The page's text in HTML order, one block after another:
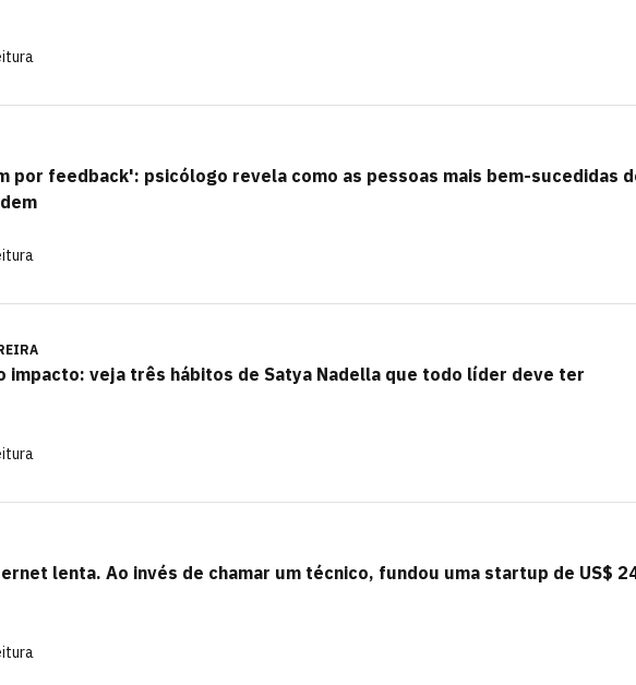
por feedback': psicólogo revela como as pessoas mais bem-sucedidas
impacto: veja três hábitos de Satya Nadella que todo líder deve ter
lenta. Ao invés de chamar um técnico, fundou uma startup de US$